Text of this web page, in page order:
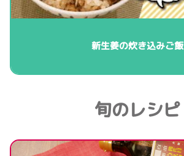
新生姜の炊き込みご飯
旬のレシピ